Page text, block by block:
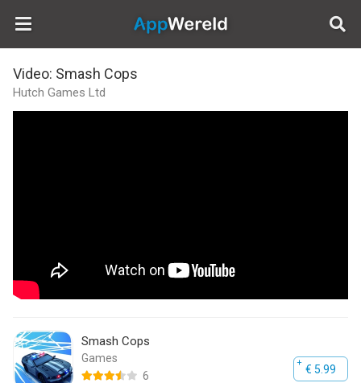
AppWereld
Video: Smash Cops
Hutch Games Ltd
Smash Cops
6
Games
€ 5.99